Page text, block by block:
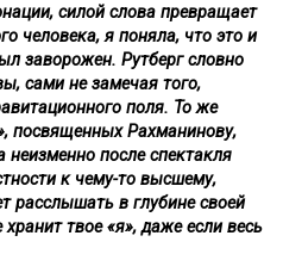
силой слова превращает
человека, я поняла, что это и
заворожен. Рутберг словно
сами не замечая того,
поля. То же
посвященных Рахманинову,
неизменно после спектакля
к чему-то высшему,
расслышать в глубине своей
твое «я», даже если весь